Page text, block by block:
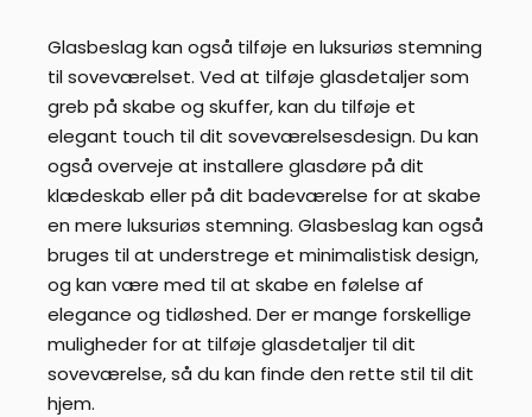
Glasbeslag kan også tilføje en luksuriøs stemning
til soveværelset. Ved at tilføje glasdetaljer som
greb på skabe og skuffer, kan du tilføje et
elegant touch til dit soveværelsesdesign. Du kan
også overveje at installere glasdøre på dit
klædeskab eller på dit badeværelse for at skabe
en mere luksuriøs stemning. Glasbeslag kan også
bruges til at understrege et minimalistisk design,
og kan være med til at skabe en følelse af
elegance og tidløshed. Der er mange forskellige
muligheder for at tilføje glasdetaljer til dit
soveværelse, så du kan finde den rette stil til dit
hjem.